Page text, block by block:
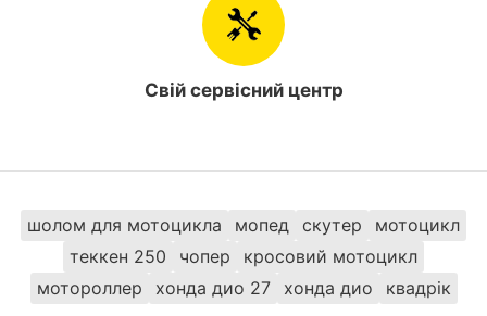
замовити з доставкою можна в таких містах як:
Київ, Дніпро, Одеса, Харків, Львів, Запоріжжя,
Вінниця, Кривий Ріг, Полтава, Черкаси,
Кропивницький, Рівне, Хмельницький, Кременчук,
Свій сервісний центр
шолом для мотоцикла мопед скутер
мотоцикл
теккен 250
чопер
кросовий мотоцикл
мотороллер
хонда дио 27 хонда дио квадрік